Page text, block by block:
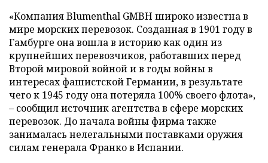
«Компания Blumenthal GMBH широко известна в
мире морских перевозок. Созданная в 1901 году в
Гамбурге она вошла в историю как один из
крупнейших перевозчиков, работавших перед
Второй мировой войной и в годы войны в
интересах фашистской Германии, в результате
чего к 1945 году она потеряла 100% своего флота»,
– сообщил источник агентства в сфере морских
перевозок. До начала войны фирма также
занималась нелегальными поставками оружия
силам генерала Франко в Испании.